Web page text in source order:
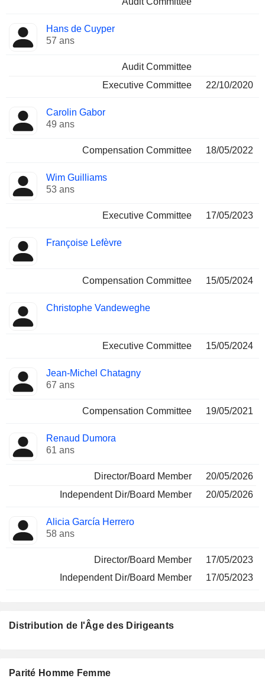
Hans de Cuyper
57 ans
Audit Committee
Executive Committee
22/10/2020
Carolin Gabor
49 ans
Compensation Committee 18/05/2022
Wim Guilliams
53 ans
Executive Committee 17/05/2023
Françoise Lefèvre
Compensation Committee 15/05/2024
Christophe Vandeweghe
Executive Committee 15/05/2024
Jean-Michel Chatagny
67 ans
Compensation Committee 19/05/2021
Renaud Dumora
61 ans
Director/Board Member
20/05/2026
Independent Dir/Board Member
20/05/2026
Alicia García Herrero
58 ans
Director/Board Member
17/05/2023
Independent Dir/Board Member
17/05/2023
Distribution de l'Âge des Dirigeants
Parité Homme Femme